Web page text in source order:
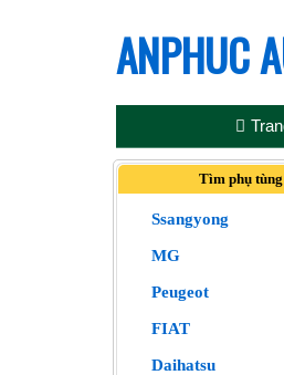
ANPHUC
Tìm phụ
Ssangyong
MG
Peugeot
FIAT
Daihatsu